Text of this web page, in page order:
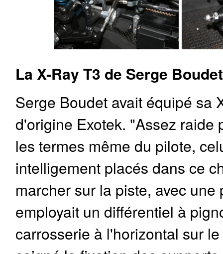
La X-Ray T3 de Serge
Serge Boudet avait équipé sa
d'origine Exotek. "Assez raide
les termes même du pilote,
intelligement placés dans ce
marcher sur la piste, avec
employait un différentiel à
carrosserie à l'horizontal sur